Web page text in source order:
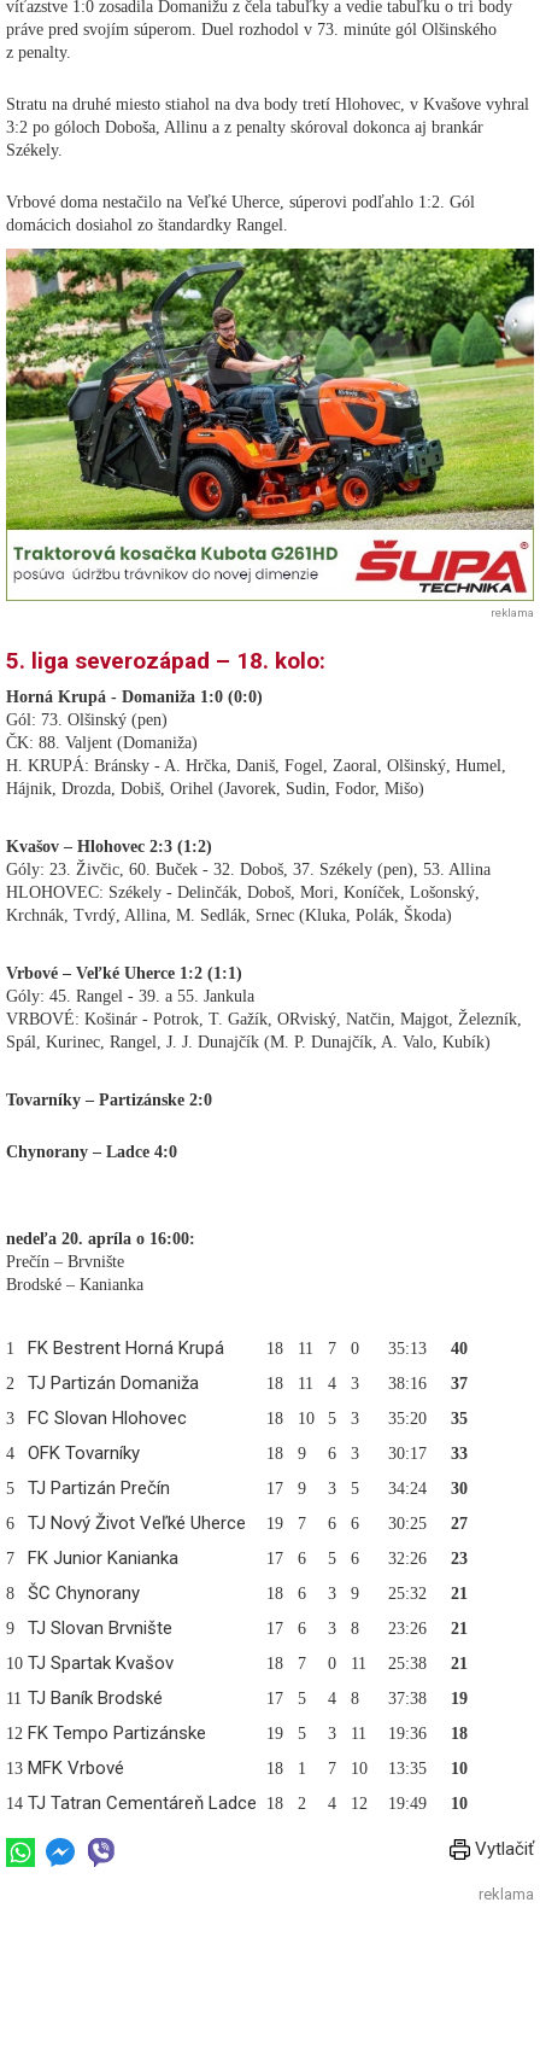
víťazstve 1:0 zosadila Domanižu z čela tabuľky a vedie tabuľku o tri body
práve pred svojím súperom. Duel rozhodol v 73. minúte gól Olšinského
z penalty.
Stratu na druhé miesto stiahol na dva body tretí Hlohovec, v Kvašove vyhral
3:2 po góloch Doboša, Allinu a z penalty skóroval dokonca aj brankár
Székely.
Vrbové doma nestačilo na Veľké Uherce, súperovi podľahlo 1:2. Gól
domácich dosiahol zo štandardky Rangel.
reklama
5. liga severozápad – 18. kolo:
Horná Krupá - Domaniža 1:0 (0:0)
Gól: 73. Olšinský (pen)
ČK: 88. Valjent (Domaniža)
H. KRUPÁ: Bránsky - A. Hrčka, Daniš, Fogel, Zaoral, Olšinský, Humel,
Hájnik, Drozda, Dobiš, Orihel (Javorek, Sudin, Fodor, Mišo)
Kvašov – Hlohovec 2:3 (1:2)
Góly: 23. Živčic, 60. Buček - 32. Doboš, 37. Székely (pen), 53. Allina
HLOHOVEC: Székely - Delinčák, Doboš, Mori, Koníček, Lošonský,
Krchnák, Tvrdý, Allina, M. Sedlák, Srnec (Kluka, Polák, Škoda)
Vrbové – Veľké Uherce 1:2 (1:1)
Góly: 45. Rangel - 39. a 55. Jankula
VRBOVÉ: Košinár - Potrok, T. Gažík, ORviský, Natčin, Majgot, Železník,
Spál, Kurinec, Rangel, J. J. Dunajčík (M. P. Dunajčík, A. Valo, Kubík)
Tovarníky – Partizánske 2:0
Chynorany – Ladce 4:0
nedeľa 20. apríla o 16:00:
Prečín – Brvnište
Brodské – Kanianka
1 FK Bestrent Horná Krupá 18 11 7 0 35:13 40
2
TJ Partizán Domaniža 18 11 4 3 38:16
37
3
FC Slovan Hlohovec 18 10 5 3 35:20
35
4
OFK Tovarníky 18 9 6 3 30:17
33
5
TJ Partizán Prečín 17 9 3 5 34:24
30
6
TJ Nový Život Veľké Uherce 19 7 6 6 30:25
27
7
FK Junior Kanianka 17 6 5 6 32:26
23
8
ŠC Chynorany 18 6 3 9 25:32
21
9
TJ Slovan Brvnište 17 6 3 8 23:26
21
10 TJ Spartak Kvašov 18 7 0 11 25:38
21
11 TJ Baník Brodské 17 5 4 8 37:38
19
12 FK Tempo Partizánske 19 5 3 11 19:36
18
13 MFK Vrbové 18 1 7 10 13:35
10
14 TJ Tatran Cementáreň Ladce 18 2 4 12 19:49 10
Vytlačiť
reklama